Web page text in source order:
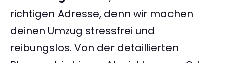
richtigen Adresse, denn wir machen
deinen Umzug stressfrei und
reibungslos. Von der detaillierten